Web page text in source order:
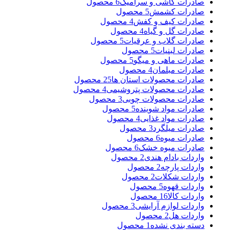
صادرات کشمش5 محصول
صادرات کیف و کفش4 محصول
صادرات گل و گیاه4 محصول
صادرات گلاب و عرقیات5 محصول
صادرات لبنیات5 محصول
صادرات ماهی و میگو5 محصول
صادرات مبلمان4 محصول
صادرات محصولات استان ها25 محصول
صادرات محصولات پتروشیمی4 محصول
صادرات محصولات چوبی3 محصول
صادرات مواد شوینده5 محصول
صادرات مواد غذایی4 محصول
صادرات میلگرد3 محصول
صادرات میوه6 محصول
صادرات میوه خشک6 محصول
واردات بادام هندی2 محصول
واردات پارچه2 محصول
واردات شکلات2 محصول
واردات قهوه5 محصول
واردات کالا16 محصول
واردات لوازم آرایشی3 محصول
واردات هل2 محصول
دسته بندی نشده 1 محصول